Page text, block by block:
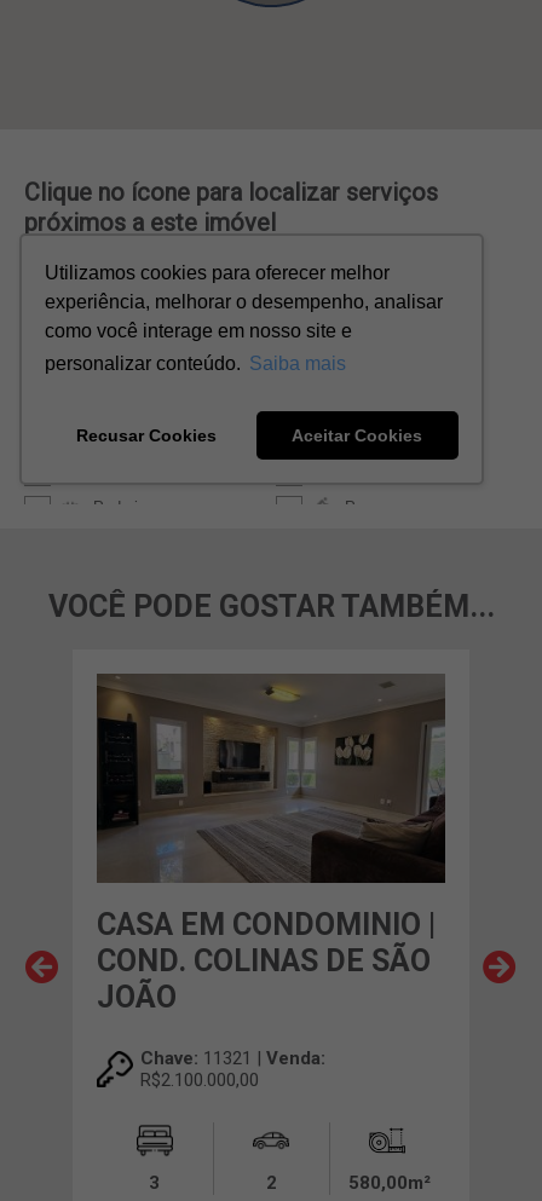
VOCÊ PODE GOSTAR TAMBÉM...
CASA EM CONDOMINIO |
COND. COLINAS DE SÃO
JOÃO
Chave: 11321 | Venda:
R$2.100.000,00
3 2 580,00m²